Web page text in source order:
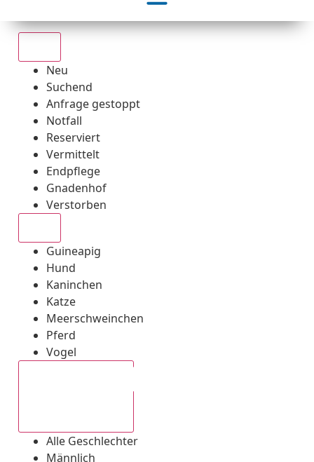
Neu
Suchend
Anfrage gestoppt
Notfall
Reserviert
Vermittelt
Endpflege
Gnadenhof
Verstorben
Guineapig
Hund
Kaninchen
Katze
Meerschweinchen
Pferd
Vogel
Alle Geschlechter
Männlich